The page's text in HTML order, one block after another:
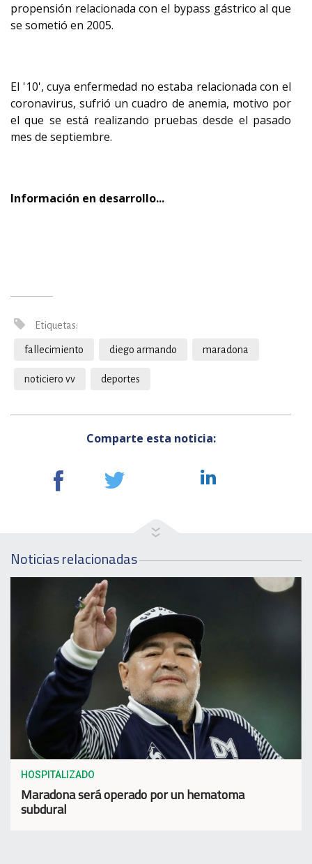
propensión relacionada con el bypass gástrico al que
se sometió en 2005.
El '10', cuya enfermedad no estaba relacionada con el
coronavirus, sufrió un cuadro de anemia, motivo por
el que se está realizando pruebas desde el pasado
mes de septiembre.
Información en desarrollo...
Etiquetas:
fallecimiento diego armando maradona
noticiero vv deportes
Comparte esta noticia:
Noticias relacionadas
HOSPITALIZADO
Maradona será operado por un hematoma
subdural